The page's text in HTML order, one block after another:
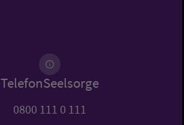
TelefonSeelsorge
0800 111 0 111